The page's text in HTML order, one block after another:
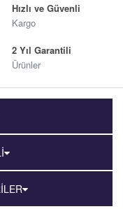
Hızlı ve Güvenli
Kargo
2 Yıl Garantili
Ürünler